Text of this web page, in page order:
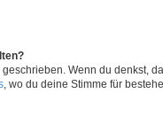
Wenn du denkst,
, wo du deine Stimme für